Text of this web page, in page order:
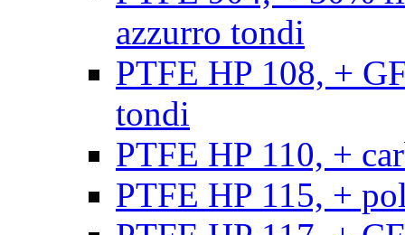
azzurro tondi
PTFE HP 108, +
tondi
PTFE HP 110, +
PTFE HP 115, +